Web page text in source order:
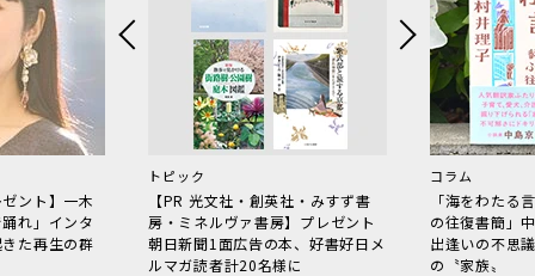
ント】一木
れ」インタ
た再生の群
トピック
【PR 光文社・創英社・みすず書
房・ミネルヴァ書房】プレゼント
朝日新聞1面広告の本、好書好日メ
ルマガ読者計20名様に
コラム
「海をわた
の往復書簡」
出逢いの不思
の〝家族〟